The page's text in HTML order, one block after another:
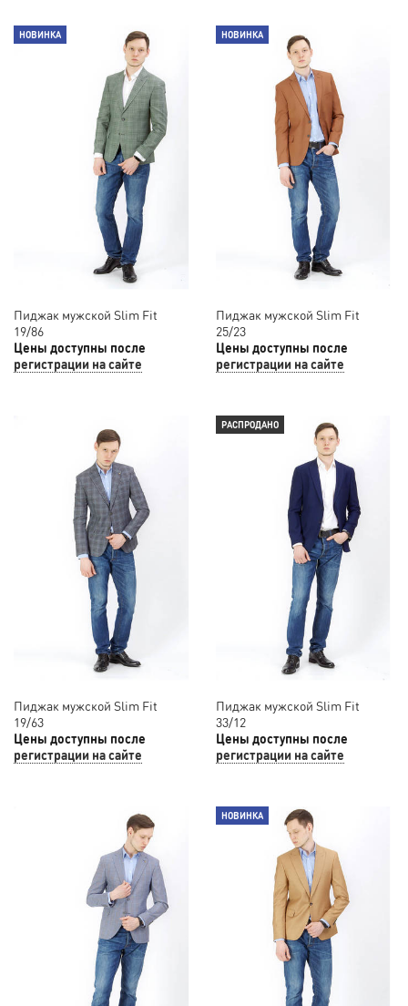
НОВИНКА
Пиджак мужской Slim Fit
19/86
Цены доступны после
регистрации на сайте
НОВИНКА
Пиджак мужской Slim Fit
25/23
Цены доступны после
регистрации на сайте
Пиджак мужской Slim Fit
19/63
Цены доступны после
регистрации на сайте
РАСПРОДАНО
Пиджак мужской Slim Fit
33/12
Цены доступны после
регистрации на сайте
НОВИНКА